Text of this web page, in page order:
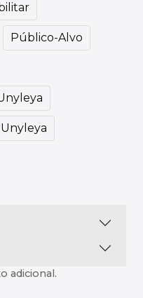
Público-Alvo
adicional.